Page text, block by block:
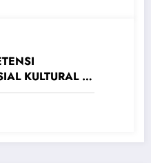
KULTURAL (